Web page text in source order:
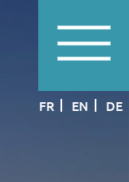
FR EN DE